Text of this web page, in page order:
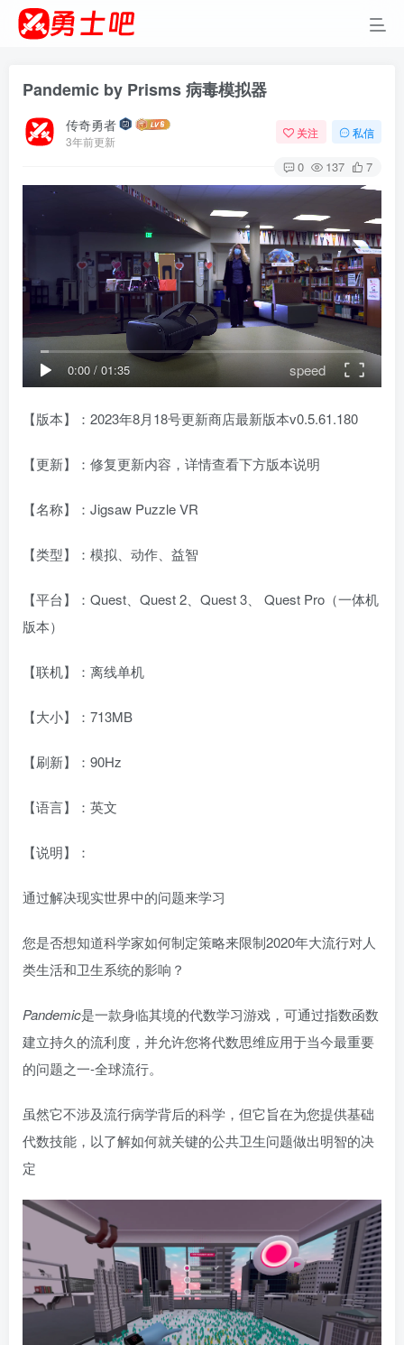
Pandemic by Prisms 病毒模拟器
传奇勇者
3年前更新
关注 私信
0 137 7
0:00 / 01:35 speed
【版本】：2023年8月18号更新商店最新版本v0.5.61.180
【更新】：修复更新内容，详情查看下方版本说明
【名称】：Jigsaw Puzzle VR
【类型】：模拟、动作、益智
【平台】：Quest、Quest 2、Quest 3、 Quest Pro（一体机
版本）
【联机】：离线单机
【大小】：713MB
【刷新】：90Hz
【语言】：英文
【说明】：
通过解决现实世界中的问题来学习
您是否想知道科学家如何制定策略来限制2020年大流行对人
类生活和卫生系统的影响？
Pandemic是一款身临其境的代数学习游戏，可通过指数函数
建立持久的流利度，并允许您将代数思维应用于当今最重要
的问题之一-全球流行。
虽然它不涉及流行病学背后的科学，但它旨在为您提供基础
代数技能，以了解如何就关键的公共卫生问题做出明智的决
定